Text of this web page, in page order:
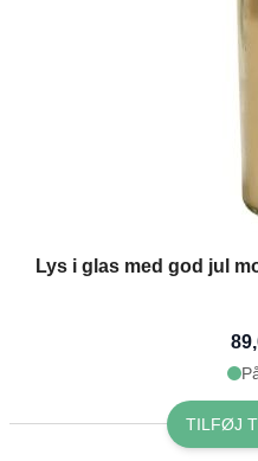
Lys i glas med god jul
TILFØJ